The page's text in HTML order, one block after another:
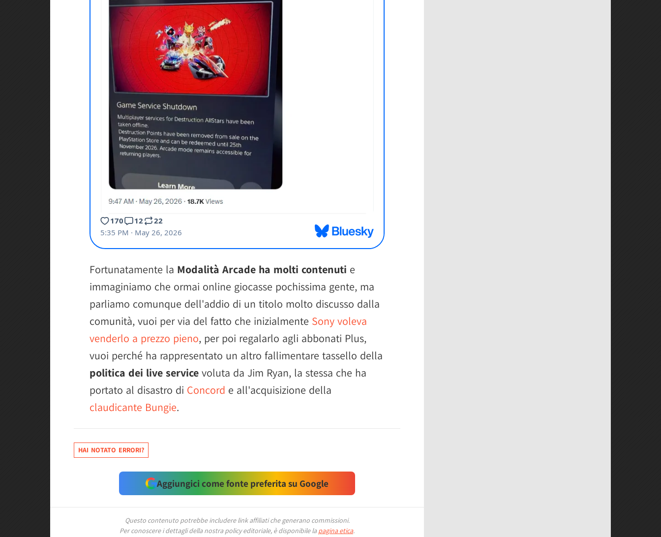
Fortunatamente la Modalità Arcade ha molti contenuti e
immaginiamo che ormai online giocasse pochissima gente, ma
parliamo comunque dell'addio di un titolo molto discusso dalla
comunità, vuoi per via del fatto che inizialmente Sony voleva
venderlo a prezzo pieno, per poi regalarlo agli abbonati Plus,
vuoi perché ha rappresentato un altro fallimentare tassello della
politica dei live service voluta da Jim Ryan, la stessa che ha
portato al disastro di Concord e all'acquisizione della
claudicante Bungie.
HAI NOTATO ERRORI?
Aggiungici come fonte preferita su Google
Questo contenuto potrebbe includere link affiliati che generano commissioni.
Per conoscere i dettagli della nostra policy editoriale, è disponibile la pagina etica.